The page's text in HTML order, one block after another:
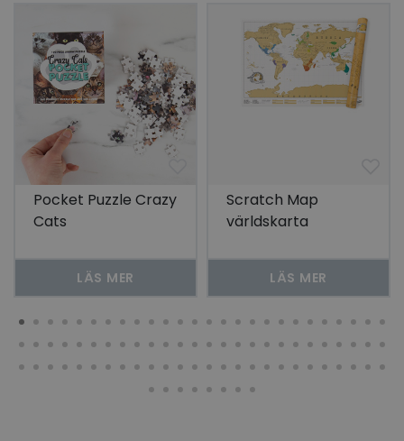
Pocket Puzzle Crazy
Cats
LÄS MER
Scratch Map
världskarta
LÄS MER